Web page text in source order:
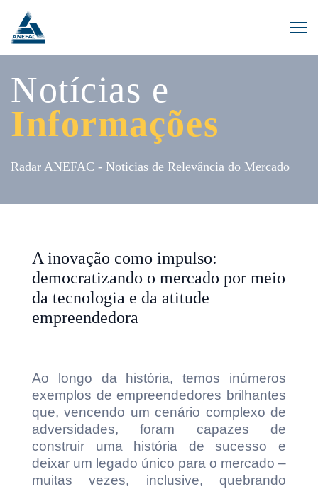
Notícias e
Informações
Radar ANEFAC - Noticias de Relevância do Mercado
A inovação como impulso:
democratizando o mercado por meio
da tecnologia e da atitude
empreendedora
Ao longo da história, temos inúmeros
exemplos de empreendedores brilhantes
que, vencendo um cenário complexo de
adversidades, foram capazes de
construir uma história de sucesso e
deixar um legado único para o mercado –
muitas vezes, inclusive, quebrando